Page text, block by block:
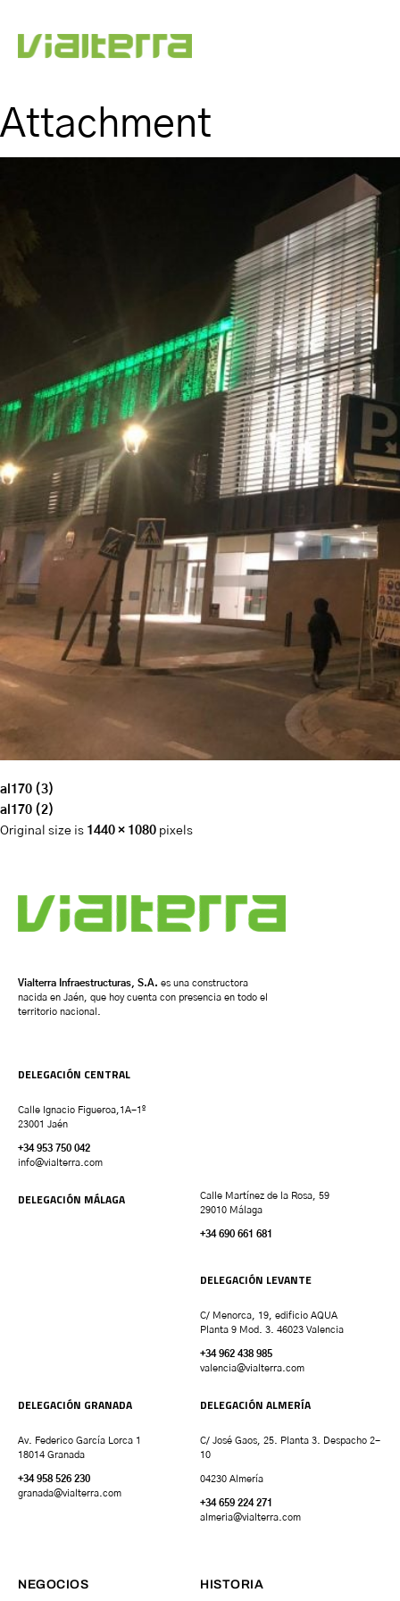
Attachment
al170 (3)
al170 (2)
Original size is 1440 × 1080 pixels
Vialterra Infraestructuras, S.A. es una constructora
nacida en Jaén, que hoy cuenta con presencia en todo el
territorio nacional.
DELEGACIÓN CENTRAL
Calle Ignacio Figueroa,1A-1º
23001 Jaén
+34 953 750 042
info@vialterra.com
DELEGACIÓN MÁLAGA
Calle Martínez de la Rosa, 59
29010 Málaga
+34 690 661 681
DELEGACIÓN LEVANTE
C/ Menorca, 19, edificio AQUA
Planta 9 Mod. 3. 46023 Valencia
+34 962 438 985
valencia@vialterra.com
DELEGACIÓN GRANADA
Av. Federico García Lorca 1
18014 Granada
+34 958 526 230
granada@vialterra.com
DELEGACIÓN ALMERÍA
C/ José Gaos, 25. Planta 3. Despacho 2-
10
04230 Almería
+34 659 224 271
almeria@vialterra.com
NEGOCIOS HISTORIA